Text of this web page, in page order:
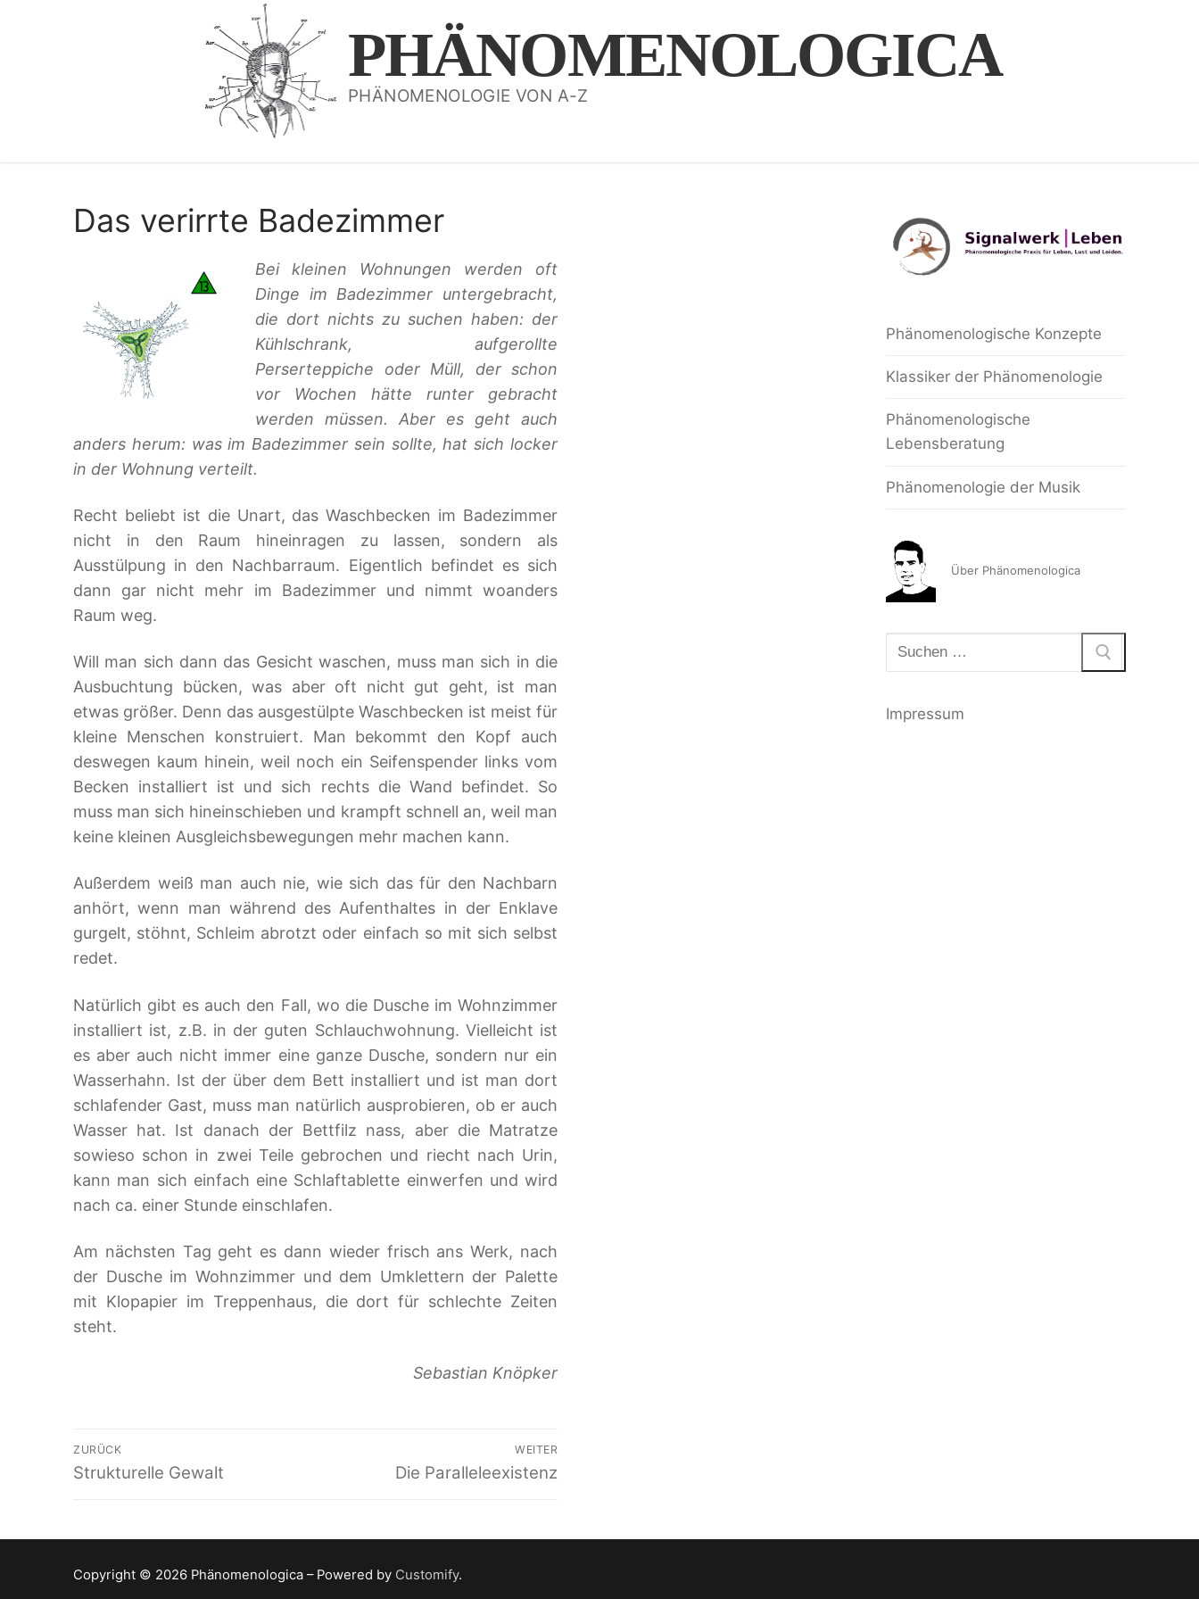
PHÄNOMENOLOGICA
PHÄNOMENOLOGIE VON A-Z
Das verirrte Badezimmer
Bei kleinen Wohnungen werden oft
Dinge im Badezimmer untergebracht,
die dort nichts zu suchen haben: der
Kühlschrank, aufgerollte
Perserteppiche oder Müll, der schon
vor Wochen hätte runter gebracht
werden müssen. Aber es geht auch
anders herum: was im Badezimmer sein sollte, hat sich locker
in der Wohnung verteilt.
Recht beliebt ist die Unart, das Waschbecken im Badezimmer
nicht in den Raum hineinragen zu lassen, sondern als
Ausstülpung in den Nachbarraum. Eigentlich befindet es sich
dann gar nicht mehr im Badezimmer und nimmt woanders
Raum weg.
Will man sich dann das Gesicht waschen, muss man sich in die
Ausbuchtung bücken, was aber oft nicht gut geht, ist man
etwas größer. Denn das ausgestülpte Waschbecken ist meist für
kleine Menschen konstruiert. Man bekommt den Kopf auch
deswegen kaum hinein, weil noch ein Seifenspender links vom
Becken installiert ist und sich rechts die Wand befindet. So
muss man sich hineinschieben und krampft schnell an, weil man
keine kleinen Ausgleichsbewegungen mehr machen kann.
Außerdem weiß man auch nie, wie sich das für den Nachbarn
anhört, wenn man während des Aufenthaltes in der Enklave
gurgelt, stöhnt, Schleim abrotzt oder einfach so mit sich selbst
redet.
Natürlich gibt es auch den Fall, wo die Dusche im Wohnzimmer
installiert ist, z.B. in der guten Schlauchwohnung. Vielleicht ist
es aber auch nicht immer eine ganze Dusche, sondern nur ein
Wasserhahn. Ist der über dem Bett installiert und ist man dort
schlafender Gast, muss man natürlich ausprobieren, ob er auch
Wasser hat. Ist danach der Bettfilz nass, aber die Matratze
sowieso schon in zwei Teile gebrochen und riecht nach Urin,
kann man sich einfach eine Schlaftablette einwerfen und wird
nach ca. einer Stunde einschlafen.
Am nächsten Tag geht es dann wieder frisch ans Werk, nach
der Dusche im Wohnzimmer und dem Umklettern der Palette
mit Klopapier im Treppenhaus, die dort für schlechte Zeiten
steht.
Sebastian Knöpker
Beitragsnavigation
ZURÜCK
Vorheriger
Strukturelle Gewalt
WEITER
Nächster
Die Paralleleexistenz
Phänomenologische Konzepte
Klassiker der Phänomenologie
Phänomenologische
Lebensberatung
Phänomenologie der Musik
Über Phänomenologica
Suchen
nach:
Impressum
Copyright © 2026 Phänomenologica – Powered by Customify.